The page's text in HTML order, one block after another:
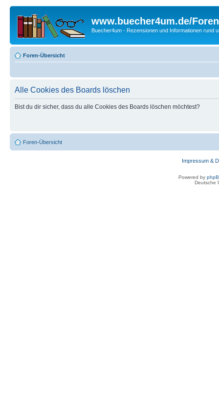
www.buecher4um.de/Foren
Buecher4um - Rezensionen und Informationen rund
Foren-Übersicht
Alle Cookies des Boards löschen
Bist du dir sicher, dass du alle Cookies des Boards löschen möchtest?
Foren-Übersicht
Impressum &
Powered by
Deutsche